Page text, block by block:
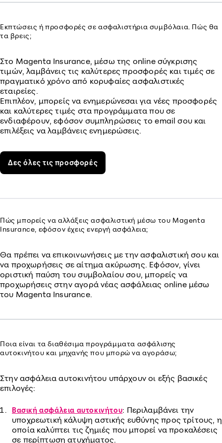
Εκπτώσεις ή προσφορές σε ασφαλιστήρια συμβόλαια. Πώς θα
τα βρεις;
Στο Magenta Insurance, μέσω της online σύγκρισης
τιμών, λαμβάνεις τις καλύτερες προσφορές και τιμές σε
πραγματικό χρόνο από κορυφαίες ασφαλιστικές
εταιρείες.
Επιπλέον, μπορείς να ενημερώνεσαι για νέες προσφορές
και καλύτερες τιμές στα προγράμματα που σε
ενδιαφέρουν, εφόσον συμπληρώσεις το email σου και
επιλέξεις να λαμβάνεις ενημερώσεις.
Δες όλες τις προσφορές
Πώς μπορείς να αλλάξεις ασφαλιστική μέσω του Magenta
Insurance, εφόσον έχεις ενεργή ασφάλεια;
Θα πρέπει να επικοινωνήσεις με την ασφαλιστική σου και
να προχωρήσεις σε αίτημα ακύρωσης. Εφόσον, γίνει
οριστική παύση του συμβολαίου σου, μπορείς να
προχωρήσεις στην αγορά νέας ασφάλειας online μέσω
του Magenta Insurance.
Ποια είναι τα διαθέσιμα προγράμματα ασφάλισης
αυτοκινήτου και μηχανής που μπορώ να αγοράσω;
Στην ασφάλεια αυτοκινήτου υπάρχουν οι εξής βασικές
επιλογές:
Βασική ασφάλεια αυτοκινήτου: Περιλαμβάνει την
υποχρεωτική κάλυψη αστικής ευθύνης προς τρίτους, η
οποία καλύπτει τις ζημιές που μπορεί να προκαλέσεις
σε περίπτωση ατυχήματος.